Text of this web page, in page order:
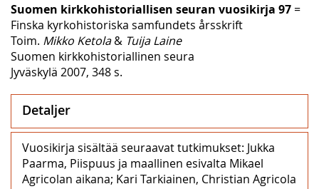
Suomen kirkkohistoriallisen seuran vuosikirja 97 =
Finska kyrkohistoriska samfundets årsskrift
Toim. Mikko Ketola& Tuija Laine
Suomen kirkkohistoriallinen seura
Jyväskylä 2007, 348 s.
Detaljer
Vuosikirja sisältää seuraavat tutkimukset: Jukka
Paarma, Piispuus ja maallinen esivalta Mikael
Agricolan aikana; Kari Tarkiainen, Christian Agricola